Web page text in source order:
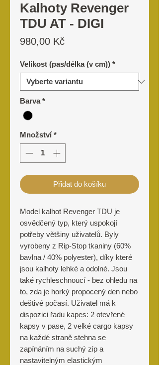
Kalhoty Revenger
TDU AT - DIGI
980,00 KčCena
Velikost (pas/délka (v cm)) *
Barva *
Množství *
Přidat do košíku
Model kalhot Revenger TDU je
osvědčený typ, který uspokojí
potřeby většiny uživatelů. Byly
vyrobeny z Rip-Stop tkaniny (60%
bavlna / 40% polyester), díky které
jsou kalhoty lehké a odolné. Jsou
také rychleschnoucí - bez ohledu na
to, zda je horký propocený den nebo
deštivé počasí. Uživatel má k
dispozici řadu kapes: 2 otevřené
kapsy v pase, 2 velké cargo kapsy
na každé straně stehna se
zapínáním na suchý zip a
nastavitelným elastickým